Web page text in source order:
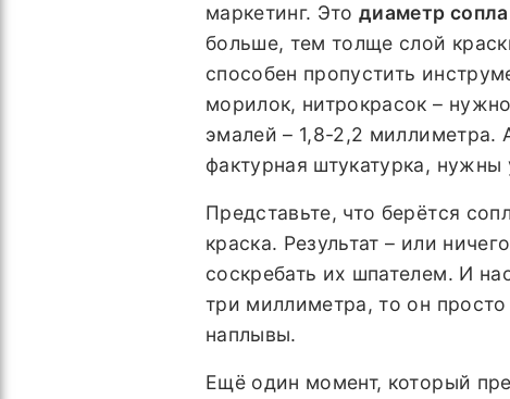
маркетинг. Этодиаметр сопла
больше, тем толще слой
способен пропустить
морилок, нитрокрасок –
эмалей – 1,8-2,2 миллиметра.
фактурная штукатурка,
Представьте, что берётся
краска. Результат – или
соскребать их шпателем. И
три миллиметра, то он
наплывы.
Ещё один момент, который